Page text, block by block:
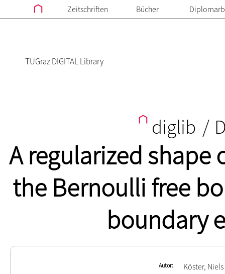
Zeitschriften Bücher
TUGraz DIGITAL Library
diglib /
A regularized
the Bernoulli free
boundary
Autor Köster, Niels